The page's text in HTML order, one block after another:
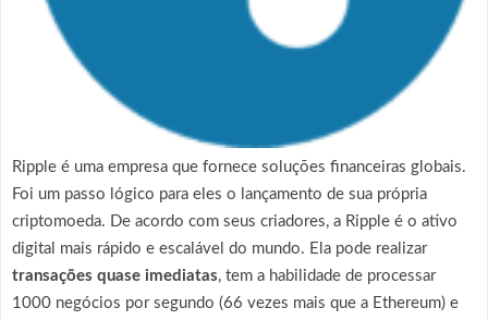
Ripple é uma empresa que fornece soluções financeiras globais.
Foi um passo lógico para eles o lançamento de sua própria
criptomoeda. De acordo com seus criadores, a Ripple é o ativo
digital mais rápido e escalável do mundo. Ela pode realizar
transações quase imediatas, tem a habilidade de processar
1000 negócios por segundo (66 vezes mais que a Ethereum) e